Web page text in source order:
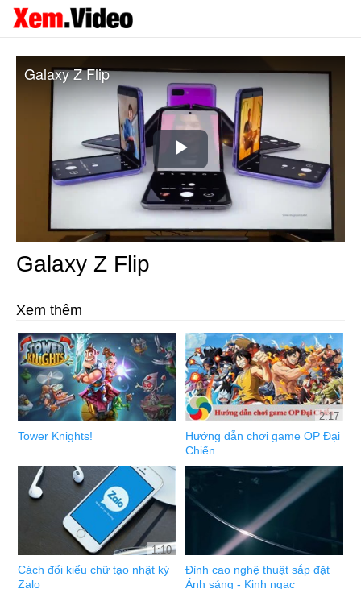
Play
Video
Galaxy Z Flip
Galaxy Z Flip
Xem thêm
Tower Knights!
2:17
Hướng dẫn chơi game OP Đại
Chiến
1:10
Cách đổi kiểu chữ tạo nhật ký
Zalo
Đỉnh cao nghệ thuật sắp đặt
Ánh sáng - Kinh ngạc